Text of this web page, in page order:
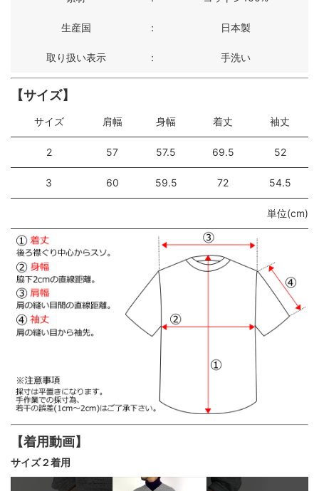
生産国 ： 日本製
取り扱い表示 ： 手洗い
【サイズ】
サイズ 肩幅 身幅 着丈 袖丈
2 57 57.5 69.5 52
3 60 59.5 72 54.5
単位(cm)
【着用動画】
サイズ２着用